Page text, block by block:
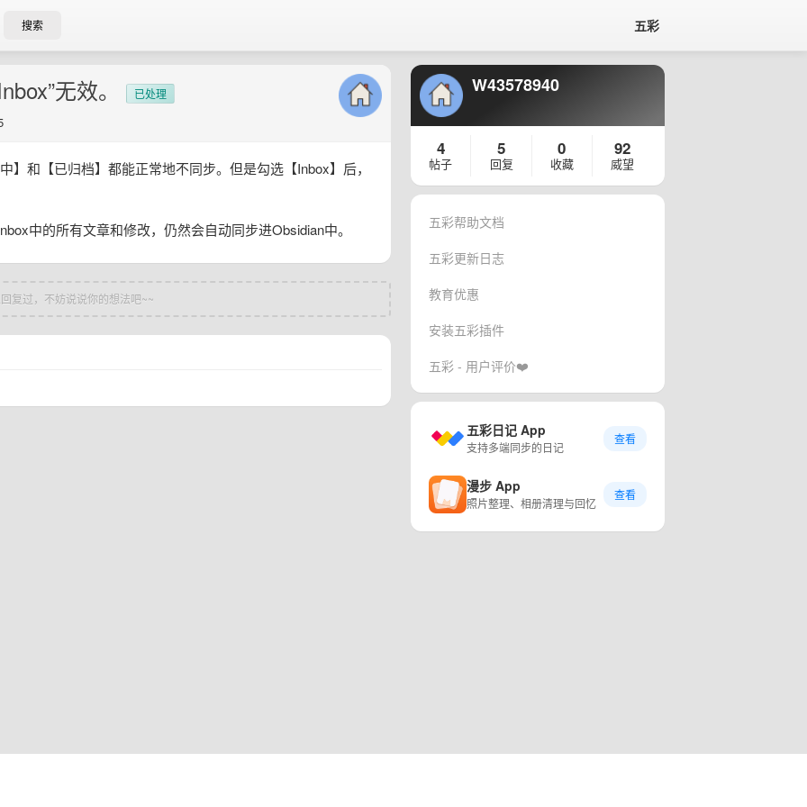
搜索 五彩
无效。
已处理
】和【已归档】都能正常地不同步。但是勾选【Inbox】后，
中的所有文章和修改，仍然会自动同步进Obsidian中。
复过，不妨说说你的想法吧~~
W43578940
4
帖子
5
回复
0
收藏
92
威望
五彩帮助文档
五彩更新日志
教育优惠
安装五彩插件
五彩 - 用户评价❤️
五彩日记 App
支持多端同步的日记
查看
漫步 App
照片整理、相册清理与回忆
查看